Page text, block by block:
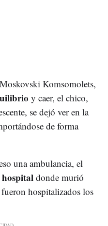
Komsomolets,
y caer, el chico,
se dejó ver en la
de forma
una ambulancia, el
donde murió
hospitalizados los